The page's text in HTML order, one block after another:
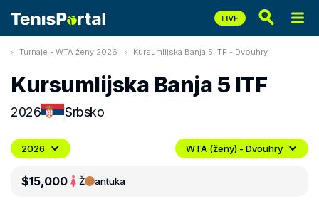
Turnaje - WTA ženy 2026 Kursumlijska Banja 5 ITF - Dvouhry
Kursumlijska Banja 5 ITF
2026 Srbsko
2026 WTA (ženy) - Dvouhry
$15,000 Ž antuka